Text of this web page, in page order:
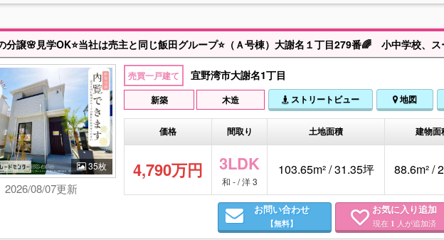
35枚
2026/08/07更新
売買一戸建て 宜野湾市大謝名1丁目
新築 木造 ストリートビュー 地図
価格 間取り 土地面積 建物面
4,790万円 3LDK
和 - / 洋 3
103.65m² / 31.35坪 88.6m² /
お問い合わせ
【無料】
お気に入り追加
現在 1 人が追加済